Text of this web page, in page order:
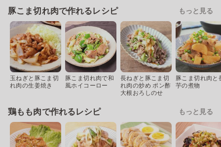
豚こま切れ肉で作れるレシピ もっと見る
玉ねぎと豚こま切
れ肉の生姜焼き
豚こま切れ肉で和
風ホイコーロー
長ねぎと豚こま切
れ肉の炒め ポン酢
大根おろしのせ
豚こま切れ肉と
芋の煮物
鶏もも肉で作れるレシピ もっと見る